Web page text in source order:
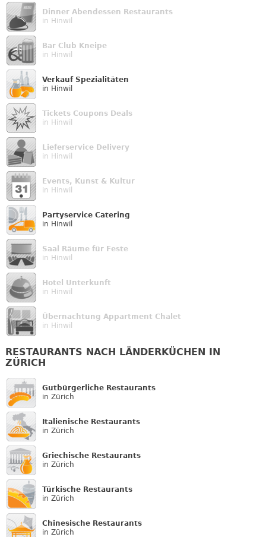
Dinner Abendessen Restaurants
in Hinwil
Bar Club Kneipe
in Hinwil
Verkauf Speziali­täten
in Hinwil
Tickets Coupons Deals
in Hinwil
Lieferservice Delivery
in Hinwil
Events, Kunst & Kultur
in Hinwil
Partyservice Catering
in Hinwil
Saal Räume für Feste
in Hinwil
Hotel Unterkunft
in Hinwil
Übernachtung Appartment Chalet
in Hinwil
RESTAURANTS NACH LÄNDERKÜCHEN IN
ZÜRICH
Gutbürgerliche Restaurants
in Zürich
Italienische Restaurants
in Zürich
Griechische Restaurants
in Zürich
Türkische Restaurants
in Zürich
Chinesische Restaurants
in Zürich